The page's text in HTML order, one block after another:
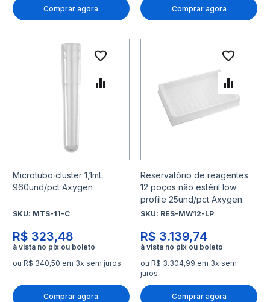
Comprar agora Comprar agora
Microtubo cluster 1,1mL
960und/pct Axygen
SKU: MTS-11-C
R$ 323,48
ou R$ 340,50 em 3x sem juros
Comprar agora
Adicionar à lista de
Adicionar para Comparar
Reservatório de reagentes
12 poços não estéril low
profile 25und/pct Axygen
SKU: RES-MW12-LP
R$ 3.139,74
ou R$ 3.304,99 em 3x sem
juros
Comprar agora